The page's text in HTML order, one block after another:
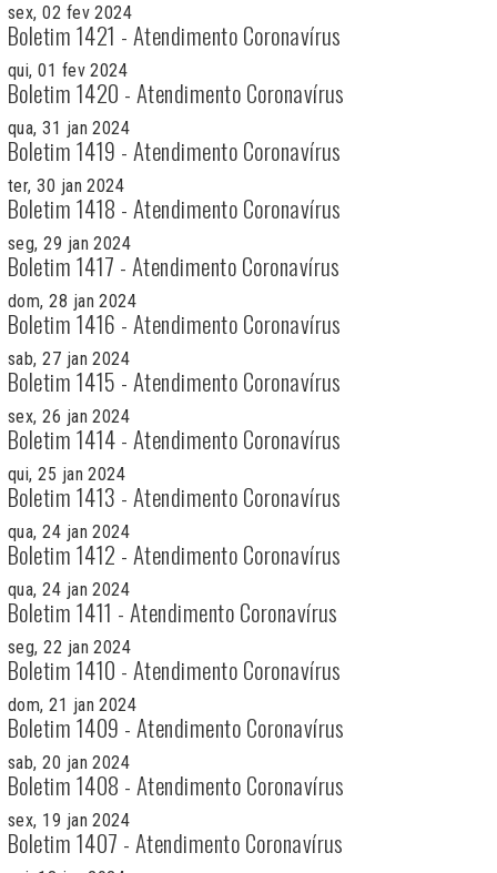
sex, 02 fev 2024
Boletim 1421 - Atendimento Coronavírus
qui, 01 fev 2024
Boletim 1420 - Atendimento Coronavírus
qua, 31 jan 2024
Boletim 1419 - Atendimento Coronavírus
ter, 30 jan 2024
Boletim 1418 - Atendimento Coronavírus
seg, 29 jan 2024
Boletim 1417 - Atendimento Coronavírus
dom, 28 jan 2024
Boletim 1416 - Atendimento Coronavírus
sab, 27 jan 2024
Boletim 1415 - Atendimento Coronavírus
sex, 26 jan 2024
Boletim 1414 - Atendimento Coronavírus
qui, 25 jan 2024
Boletim 1413 - Atendimento Coronavírus
qua, 24 jan 2024
Boletim 1412 - Atendimento Coronavírus
qua, 24 jan 2024
Boletim 1411 - Atendimento Coronavírus
seg, 22 jan 2024
Boletim 1410 - Atendimento Coronavírus
dom, 21 jan 2024
Boletim 1409 - Atendimento Coronavírus
sab, 20 jan 2024
Boletim 1408 - Atendimento Coronavírus
sex, 19 jan 2024
Boletim 1407 - Atendimento Coronavírus